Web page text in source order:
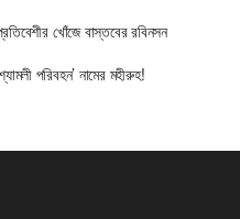
খোঁজে বাস্তবের রবিনসন
পরিবহন’ নামের মহীরুহ!